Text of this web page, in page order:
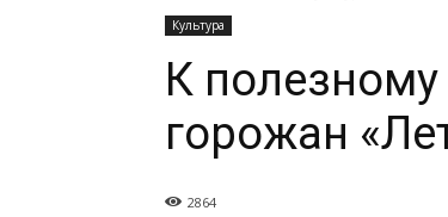
Культура
К
горожан
2864